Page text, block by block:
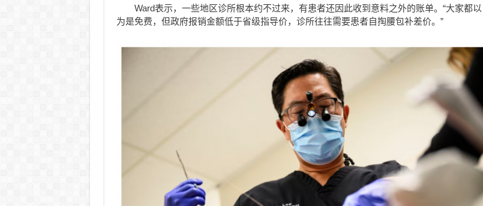
Ward表示，一些地区诊所根本约不过来，有患者还因此收到意料之外的账单。“大家都以
为是免费，但政府报销金额低于省级指导价，诊所往往需要患者自掏腰包补差价。”